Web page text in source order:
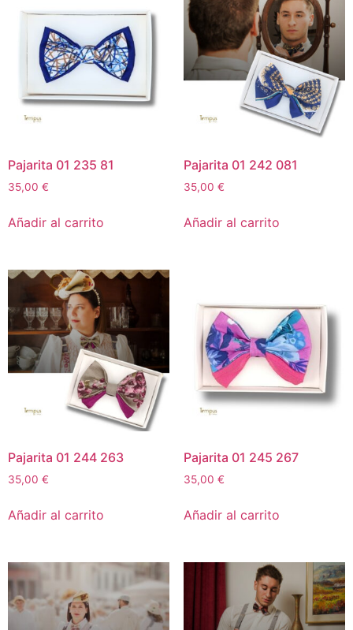
Pajarita 01 235 81
35,00 €
Añadir al carrito
Pajarita 01 242 081
35,00 €
Añadir al carrito
Pajarita 01 244 263
35,00 €
Añadir al carrito
Pajarita 01 245 267
35,00 €
Añadir al carrito